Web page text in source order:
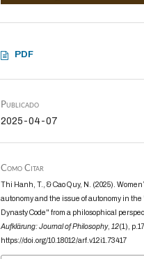
PDF
Publicado
2025-04-07
Como Citar
Thi Hanh, T., & Cao Quy, N. (2025).
autonomy and the issue of autonomy in
Dynasty Code" from a philosophical
Aufklärung: Journal of Philosophy, 12(1),
https://doi.org/10.18012/arf.v12i1.73417